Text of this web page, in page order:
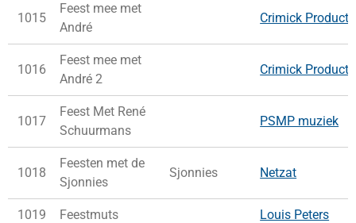
1015
Feest mee met
André
Crimick
1016
Feest mee met
André 2
Crimick
1017
Feest Met René
Schuurmans
PSMP muziek
1018
Feesten met de
Sjonnies
Sjonnies Netzat
1019 Feestmuts Louis Peters